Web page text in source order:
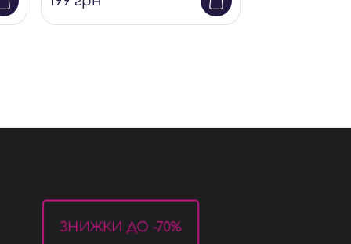
Панчохи
Рукавички
ЗНИЖКИ ДО -70%